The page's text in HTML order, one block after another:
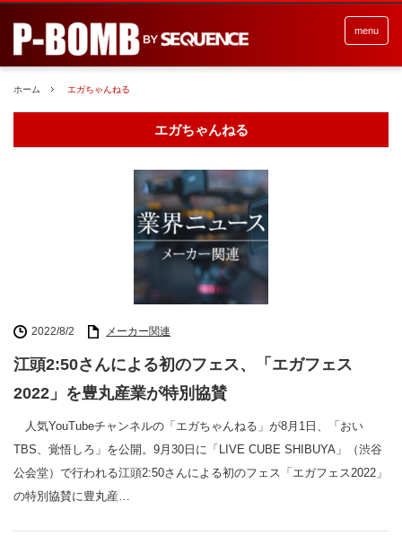
menu
ホーム エガちゃんねる
エガちゃんねる
2022/8/2 メーカー関連
江頭2:50さんによる初のフェス、「エガフェス
2022」を豊丸産業が特別協賛
人気YouTubeチャンネルの「エガちゃんねる」が8月1日、「おい
TBS、覚悟しろ」を公開。9月30日に「LIVE CUBE SHIBUYA」（渋谷
公会堂）で行われる江頭2:50さんによる初のフェス「エガフェス2022」
の特別協賛に豊丸産…